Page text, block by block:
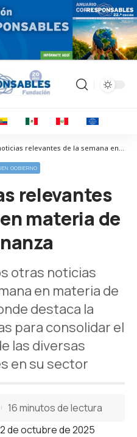
Corresponsables > Noticias > Otras noticias relevantes de la semana en materia de gobernanza
GOBIERNO
relevantes
materia de
otras noticias
en materia de
destaca la
para consolidar el
las diversas
en su sector
de octubre de 2025
16 minutos de lectura